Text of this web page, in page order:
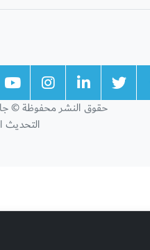
حقوق النشر محفوظة © جامعة
التحديث